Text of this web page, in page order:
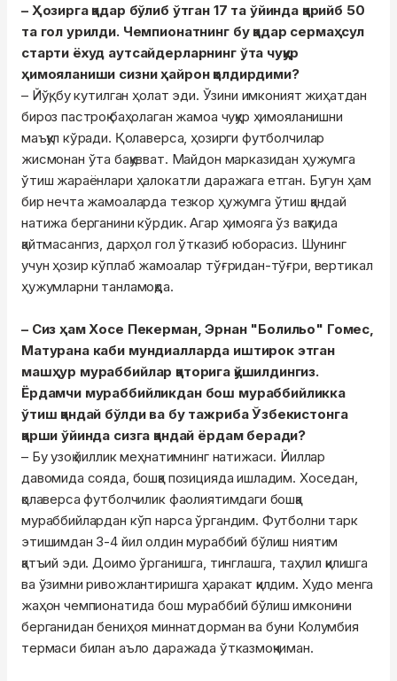
– Ҳозирга қадар бўлиб ўтган 17 та ўйинда қарийб 50
та гол урилди. Чемпионатнинг бу қадар сермаҳсул
старти ёхуд аутсайдерларнинг ўта чуқур
ҳимояланиши сизни ҳайрон қолдирдими?
– Йўқ, бу кутилган ҳолат эди. Ўзини имконият жиҳатдан
бироз пастроқ баҳолаган жамоа чуқур ҳимояланишни
маъқул кўради. Қолаверса, ҳозирги футболчилар
жисмонан ўта бақувват. Майдон марказидан ҳужумга
ўтиш жараёнлари ҳалокатли даражага етган. Бугун ҳам
бир нечта жамоаларда тезкор ҳужумга ўтиш қандай
натижа берганини кўрдик. Агар ҳимояга ўз вақтида
қайтмасангиз, дарҳол гол ўтказиб юборасиз. Шунинг
учун ҳозир кўплаб жамоалар тўғридан-тўғри, вертикал
ҳужумларни танламоқда.
– Сиз ҳам Хосе Пекерман, Эрнан "Болильо" Гомес,
Матурана каби мундиалларда иштирок этган
машҳур мураббийлар қаторига қўшилдингиз.
Ёрдамчи мураббийликдан бош мураббийликка
ўтиш қандай бўлди ва бу тажриба Ўзбекистонга
қарши ўйинда сизга қандай ёрдам беради?
– Бу узоқ йиллик меҳнатимнинг натижаси. Йиллар
давомида сояда, бошқа позицияда ишладим. Хоседан,
қолаверса футболчилик фаолиятимдаги бошқа
мураббийлардан кўп нарса ўргандим. Футболни тарк
этишимдан 3-4 йил олдин мураббий бўлиш ниятим
қатъий эди. Доимо ўрганишга, тинглашга, таҳлил қилишга
ва ўзимни ривожлантиришга ҳаракат қилдим. Худо менга
жаҳон чемпионатида бош мураббий бўлиш имконини
берганидан бениҳоя миннатдорман ва буни Колумбия
термаси билан аъло даражада ўтказмоқчиман.